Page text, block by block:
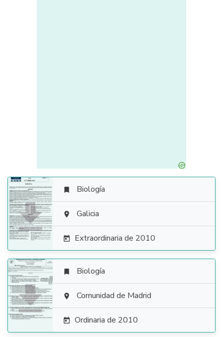

 Biología
 Galicia
 Extraordinaria de 2010

 Biología
 Comunidad de Madrid
 Ordinaria de 2010